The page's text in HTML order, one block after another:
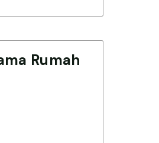
Rumah